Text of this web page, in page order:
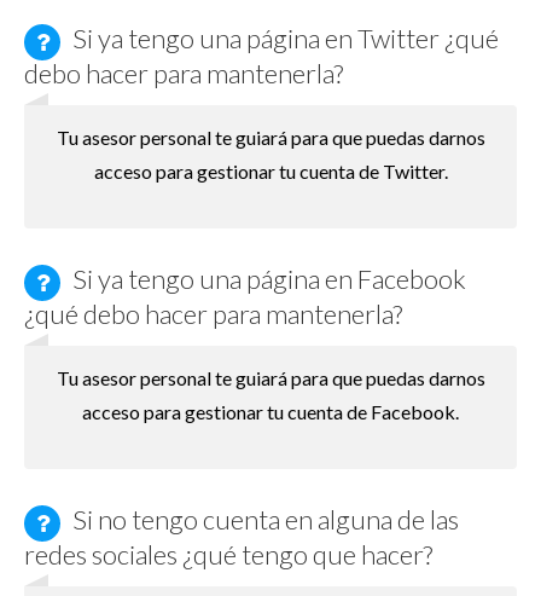
Si ya tengo una página en Twitter ¿qué
debo hacer para mantenerla?
Tu asesor personal te guiará para que puedas darnos
acceso para gestionar tu cuenta de Twitter.
Si ya tengo una página en Facebook
¿qué debo hacer para mantenerla?
Tu asesor personal te guiará para que puedas darnos
acceso para gestionar tu cuenta de Facebook.
Si no tengo cuenta en alguna de las
redes sociales ¿qué tengo que hacer?